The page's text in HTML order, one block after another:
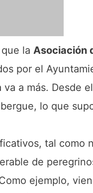
la Asociación
por el
va a más. Desde
lo que
tal como
de
ejemplo,